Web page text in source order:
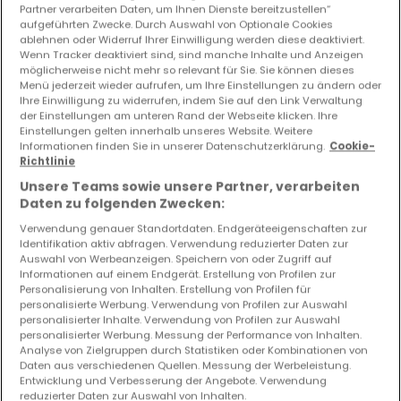
Vorschau auf neue Inserate und
Preissenkungen!
Richten Sie einen Alarm für diese Suche ein, um neue
Objekte und Preissenkungen direkt in Ihrem
Posteingang zu erhalten!
Suchauftrag
Renditeobjekte 4 Schlafzimmer Arlon
Renditeobjekte - Suche mit einer
Zimmerangabe
1 Schlafzimmer
2 Schlafzimmer
3 Schlafzimmer
Partner verarbeiten Daten, um Ihnen Dienste bereitzustellen“
aufgeführten Zwecke. Durch Auswahl von Optionale Cookies
ablehnen oder Widerruf Ihrer Einwilligung werden diese deaktiviert.
Wenn Tracker deaktiviert sind, sind manche Inhalte und Anzeigen
möglicherweise nicht mehr so relevant für Sie. Sie können dieses
Menü jederzeit wieder aufrufen, um Ihre Einstellungen zu ändern oder
Ihre Einwilligung zu widerrufen, indem Sie auf den Link Verwaltung
der Einstellungen am unteren Rand der Webseite klicken. Ihre
Einstellungen gelten innerhalb unseres Website. Weitere
Informationen finden Sie in unserer Datenschutzerklärung. Cookie-
Richtlinie
Unsere Teams sowie unsere Partner, verarbeiten
Daten zu folgenden Zwecken:
Verwendung genauer Standortdaten. Endgeräteeigenschaften zur
Identifikation aktiv abfragen. Verwendung reduzierter Daten zur
Auswahl von Werbeanzeigen. Speichern von oder Zugriff auf
Informationen auf einem Endgerät. Erstellung von Profilen zur
Personalisierung von Inhalten. Erstellung von Profilen für
personalisierte Werbung. Verwendung von Profilen zur Auswahl
personalisierter Inhalte. Verwendung von Profilen zur Auswahl
personalisierter Werbung. Messung der Performance von Inhalten.
Analyse von Zielgruppen durch Statistiken oder Kombinationen von
Daten aus verschiedenen Quellen. Messung der Werbeleistung.
Entwicklung und Verbesserung der Angebote. Verwendung
reduzierter Daten zur Auswahl von Inhalten.